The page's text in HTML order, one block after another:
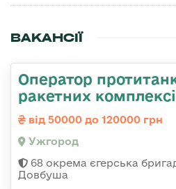
ВАКАНСІЇ
Оператор
ракетних
від 50000 до 120000 грн
Ужгород
68 окрема єгерська
Довбуша